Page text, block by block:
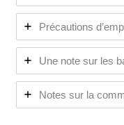
Précautions
Une note sur les
Notes sur la